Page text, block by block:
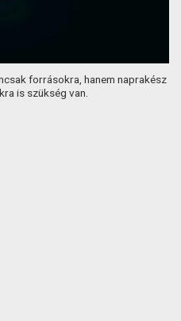
forrásokra, hanem naprakész
is szükség van.